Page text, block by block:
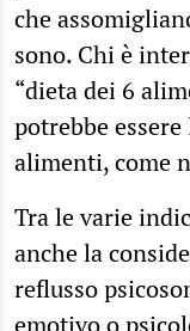
che
sono. Chi è
“dieta dei 6
potrebbe
alimenti, come
Tra le varie
anche la
reflusso
emotivo o